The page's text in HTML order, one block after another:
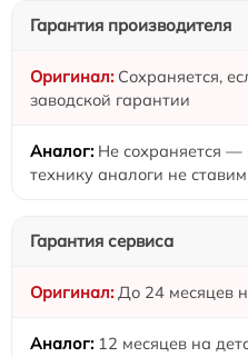
Гарантия производителя
Сохраняется,
заводской гарантии
Не сохраняется
технику аналоги не ставим
Гарантия сервиса
До 24 месяцев
12 месяцев на